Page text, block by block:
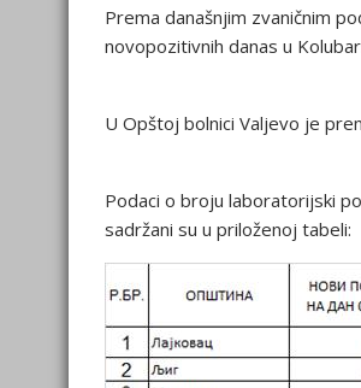
Prema današnjim zvaničnim
novopozitivnih danas u
U Opštoj bolnici Valjevo je
Podaci o broju laboratorijski
sadržani su u priloženoj tabeli: